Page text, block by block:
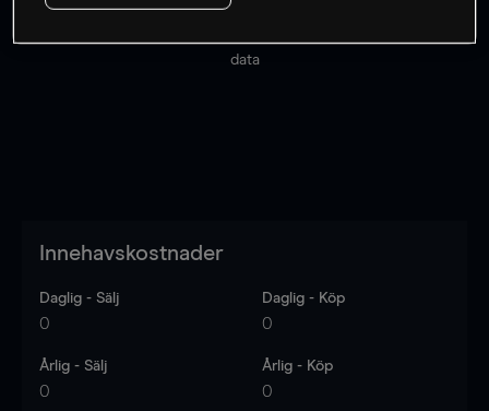
Priserna är endast vägledande.
data
Innehavskostnader
Daglig - Sälj
0
Daglig - Köp
0
Årlig - Sälj
0
Årlig - Köp
0